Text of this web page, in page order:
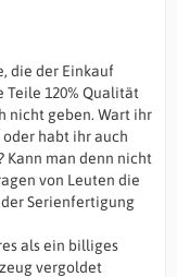
die der Einkauf
Teile 120% Qualität
nicht geben. Wart ihr
habt ihr auch
Kann man denn nicht
von Leuten die
Serienfertigung
als ein billiges
vergoldet